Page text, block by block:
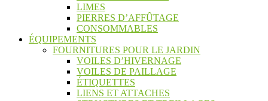
LIMES
PIERRES D’AFFÛTAGE
CONSOMMABLES
ÉQUIPEMENTS
FOURNITURES POUR LE JARDIN
VOILES D’HIVERNAGE
VOILES DE PAILLAGE
ÉTIQUETTES
LIENS ET ATTACHES